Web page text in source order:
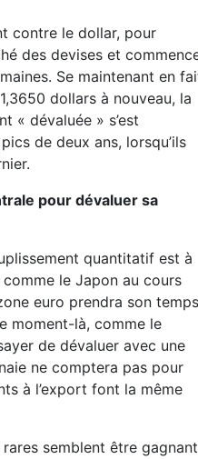
contre le dollar, pour
des devises et
Se maintenant en
dollars à nouveau, la
« dévaluée » s’est
de deux ans, lorsqu’ils
pour dévaluer sa
quantitatif est à
le Japon au cours
euro prendra son temps
moment-là, comme le
de dévaluer avec une
ne comptera pas pour
à l’export font la même
semblent être